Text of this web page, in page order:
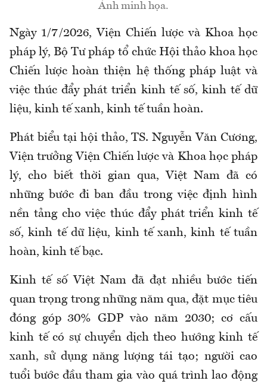
Ảnh minh họa.
Ngày 1/7/2026, Viện Chiến lược và Khoa học
pháp lý, Bộ Tư pháp tổ chức Hội thảo khoa học
Chiến lược hoàn thiện hệ thống pháp luật và
việc thúc đẩy phát triển kinh tế số, kinh tế dữ
liệu, kinh tế xanh, kinh tế tuần hoàn.
Phát biểu tại hội thảo, TS. Nguyễn Văn Cương,
Viện trưởng Viện Chiến lược và Khoa học pháp
lý, cho biết thời gian qua, Việt Nam đã có
những bước đi ban đầu trong việc định hình
nền tảng cho việc thúc đẩy phát triển kinh tế
số, kinh tế dữ liệu, kinh tế xanh, kinh tế tuần
hoàn, kinh tế bạc.
Kinh tế số Việt Nam đã đạt nhiều bước tiến
quan trọng trong những năm qua, đặt mục tiêu
đóng góp 30% GDP vào năm 2030; cơ cấu
kinh tế có sự chuyển dịch theo hướng kinh tế
xanh, sử dụng năng lượng tái tạo; người cao
tuổi bước đầu tham gia vào quá trình lao động